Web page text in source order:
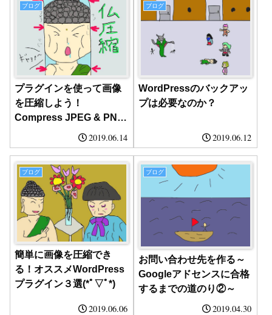
ブログ
プラグインを使って画像
を圧縮しよう！
Compress JPEG & PNG
2019.06.14
ブログ
WordPressのバックアッ
プは必要なのか？
2019.06.12
ブログ
簡単に画像を圧縮でき
る！オススメWordPress
プラグイン３選(*ﾟ▽ﾟ*)
2019.06.06
ブログ
お問い合わせ先を作る～
Googleアドセンスに合格
するまでの道のり②～
2019.04.30